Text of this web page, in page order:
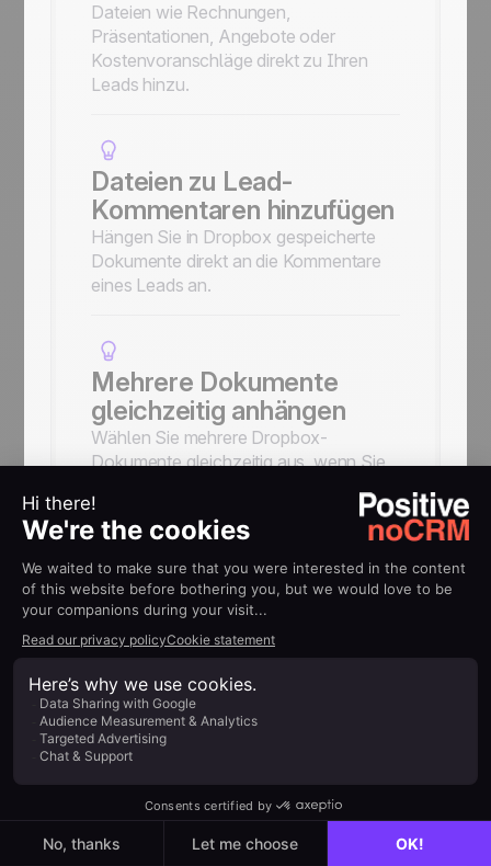
Dateien wie Rechnungen,
Präsentationen, Angebote oder
Kostenvoranschläge direkt zu Ihren
Leads hinzu.
Dateien zu Lead-
Kommentaren hinzufügen
Hängen Sie in Dropbox gespeicherte
Dokumente direkt an die Kommentare
eines Leads an.
Mehrere Dokumente
gleichzeitig anhängen
Wählen Sie mehrere Dropbox-
Dokumente gleichzeitig aus, wenn Sie
Lead-Kommentar hinzufügen.
HILFE
Implementierungsleitfäden
Dropbox
Wie Sie Ihren Account mit Dropbox
verbinden
Mehr erfahren